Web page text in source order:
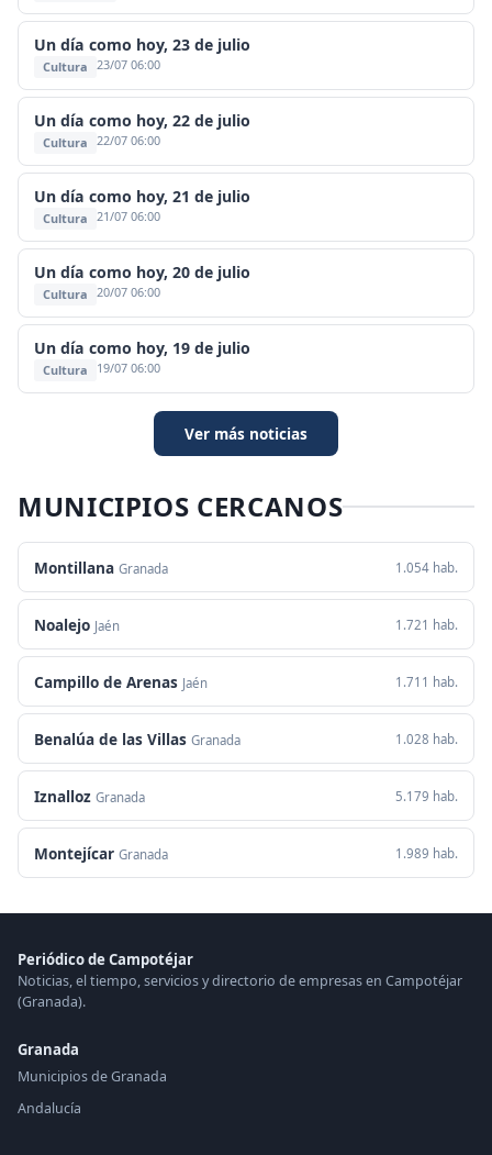
Un día como hoy, 23 de julio
Cultura 23/07 06:00
Un día como hoy, 22 de julio
Cultura 22/07 06:00
Un día como hoy, 21 de julio
Cultura 21/07 06:00
Un día como hoy, 20 de julio
Cultura 20/07 06:00
Un día como hoy, 19 de julio
Cultura 19/07 06:00
Ver más noticias
MUNICIPIOS CERCANOS
Montillana Granada 1.054 hab.
Noalejo Jaén 1.721 hab.
Campillo de Arenas Jaén 1.711 hab.
Benalúa de las Villas Granada 1.028 hab.
Iznalloz Granada 5.179 hab.
Montejícar Granada 1.989 hab.
Periódico de Campotéjar
Noticias, el tiempo, servicios y directorio de empresas en Campotéjar
(Granada).
Granada
Municipios de Granada
Andalucía